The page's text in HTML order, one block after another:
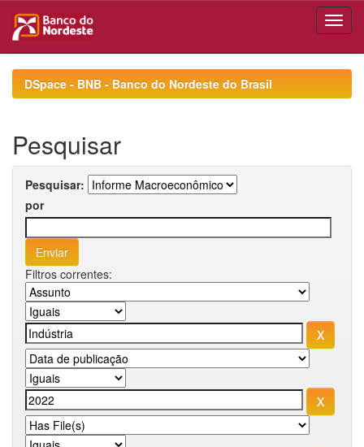
navigationDSpace - BNB - Banco do Nordeste do Brasil
Pesquisar
Pesquisar:
por
Filtros correntes: